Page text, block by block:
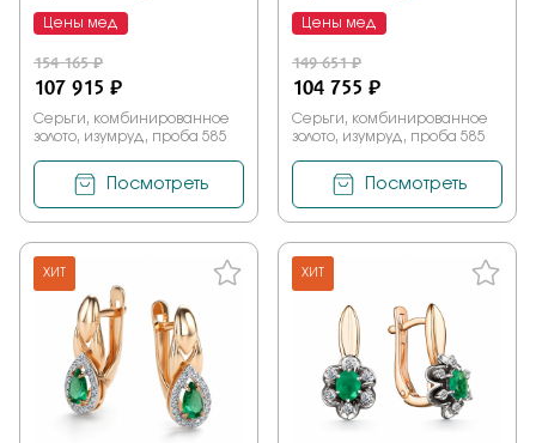
Цены мед
154 165 ₽
107 915 ₽
Серьги, комбинированное
золото, изумруд, проба 585
Посмотреть
Цены мед
149 651 ₽
104 755 ₽
Серьги, комбинированное
золото, изумруд, проба 585
Посмотреть
ХИТ ХИТ